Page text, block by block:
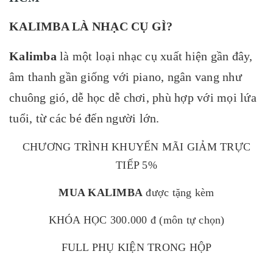
KALIMBA LÀ NHẠC CỤ GÌ?
Kalimba là một loại nhạc cụ xuất hiện gần đây,
âm thanh gần giống với piano, ngân vang như
chuông gió, dễ học dễ chơi, phù hợp với mọi lứa
tuổi, từ các bé đến người lớn.
CHƯƠNG TRÌNH KHUYẾN MÃI GIẢM TRỰC
TIẾP 5%
MUA KALIMBA được tặng kèm
KHÓA HỌC 300.000 đ (môn tự chọn)
FULL PHỤ KIỆN TRONG HỘP